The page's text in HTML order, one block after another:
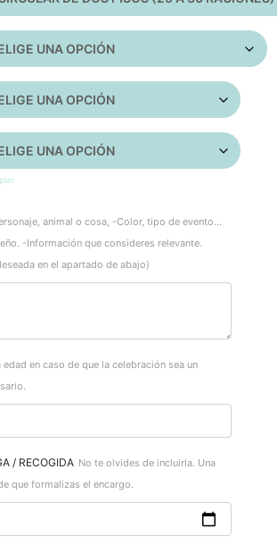
animal o cosa, -Color, tipo de evento...
-Información que consideres relevante.
en el apartado de abajo)
edad en caso de que la celebración sea un
/ RECOGIDA No te olvides de incluirla. Una
que formalizas el encargo.